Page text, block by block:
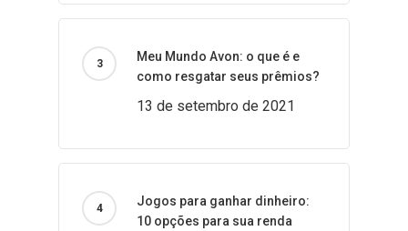
Meu Mundo Avon: o que é e
como resgatar seus prêmios?
13 de setembro de 2021
Jogos para ganhar dinheiro:
10 opções para sua renda